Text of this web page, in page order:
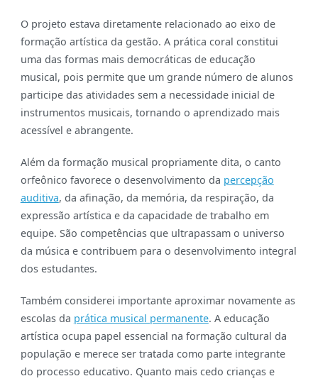
O projeto estava diretamente relacionado ao eixo de
formação artística da gestão. A prática coral constitui
uma das formas mais democráticas de educação
musical, pois permite que um grande número de alunos
participe das atividades sem a necessidade inicial de
instrumentos musicais, tornando o aprendizado mais
acessível e abrangente.
Além da formação musical propriamente dita, o canto
orfeônico favorece o desenvolvimento da percepção
auditiva, da afinação, da memória, da respiração, da
expressão artística e da capacidade de trabalho em
equipe. São competências que ultrapassam o universo
da música e contribuem para o desenvolvimento integral
dos estudantes.
Também considerei importante aproximar novamente as
escolas da prática musical permanente. A educação
artística ocupa papel essencial na formação cultural da
população e merece ser tratada como parte integrante
do processo educativo. Quanto mais cedo crianças e